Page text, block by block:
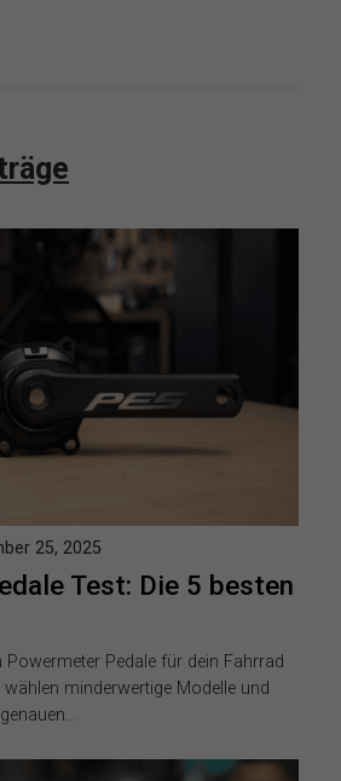
Test: Die 5 besten
25, 2025
Pedale für dein Fahrrad
minderwertige Modelle und